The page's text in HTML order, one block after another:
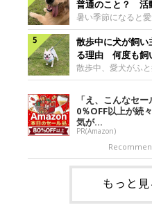
クーンと小さく鳴く
を伝えようとして
れています。大
「愛犬が夏に散歩に
対応」について、
室の白山さとこ先
犬の散歩に行くと
きもち投稿写真ギ
散歩に行くときは、
をするとよい
「何が起きているの
んも多いでしょう
のに、急にスイッ
と不安になること
が急に走り回る理
て、いぬのきもち
先生に伺いました
ラリー犬が突然走
珍しいものではな
体にたまったエ
普通のこと？ 活
策とは
暑い季節になると
ばかりだと感じる
か？その様子に、
るのか、元気がな
方もいるのではな
は、犬が寝てばか
「犬の活動量が夏
いて、いぬのきも
き先生に話を聞きま
動量が減る理由は
真ギャラリーーー
と感じる飼い主さん
としてどのようなこ
散歩中に犬が飼
る理由 何度も飼
のはなぜ？
散歩中、愛犬がふ
の様子を確認する…
はありませんか？
ると、「何か気に
「ちゃんと歩けて
ことがあるかもし
がら飼い主さんを
んな気持ちが隠れ
回は、犬が散歩中に
理由や注意すべき
応のポイントなど
獣医師相談室の原
「え、こんなセ
0％OFF以上が続
気が...
PR(Amazon)
もっと見